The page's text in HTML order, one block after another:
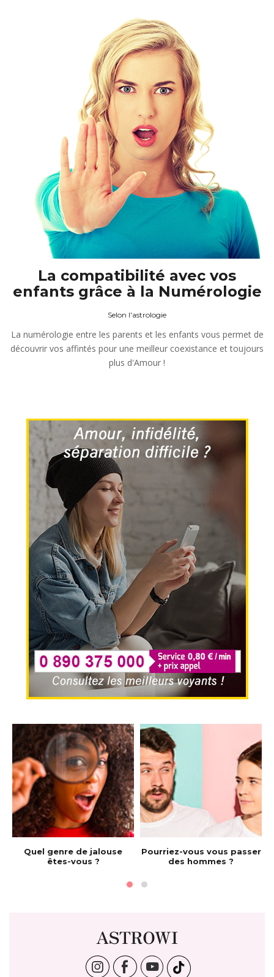
La compatibilité avec vos
enfants grâce à la Numérologie
Selon l'astrologie
La numérologie entre les parents et les enfants vous permet de
découvrir vos affintés pour une meilleur coexistance et toujours
plus d'Amour !
Quel genre de jalouse
êtes-vous ?
Pourriez-vous vous passer
des hommes ?
ASTROWI